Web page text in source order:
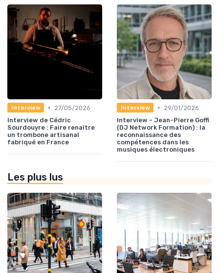
Interview •
27/05/2026
Interview de Cédric
Sourdouyre : Faire renaître
un trombone artisanal
fabriqué en France
Interview •
29/01/2026
Interview - Jean-Pierre Goffi
(DJ Network Formation) : la
reconnaissance des
compétences dans les
musiques électroniques
Les plus lus